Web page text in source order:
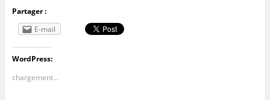
Partager :
E-mail
WordPress:
chargement…